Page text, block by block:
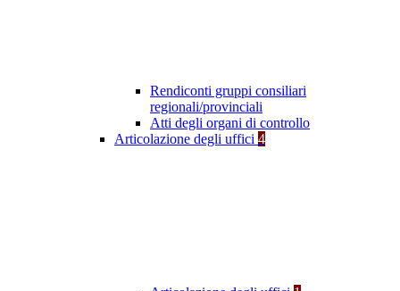
Rendiconti gruppi consiliari
regionali/provinciali
Atti degli organi di controllo
Articolazione degli uffici 4